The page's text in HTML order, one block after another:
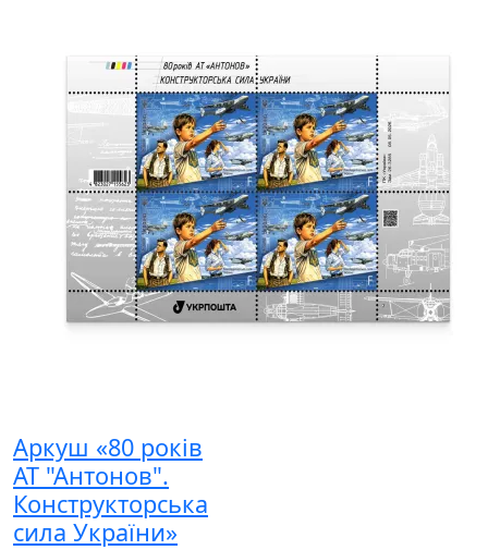
Аркуш «80 років
АТ "Антонов".
Конструкторська
сила України»